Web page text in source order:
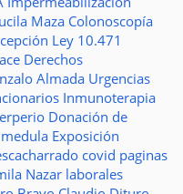
Maza Colonoscopía
Ley 10.471
Derechos
Almada Urgencias
Inmunoterapia
Donación de
medula Exposición
covid paginas
Nazar laborales